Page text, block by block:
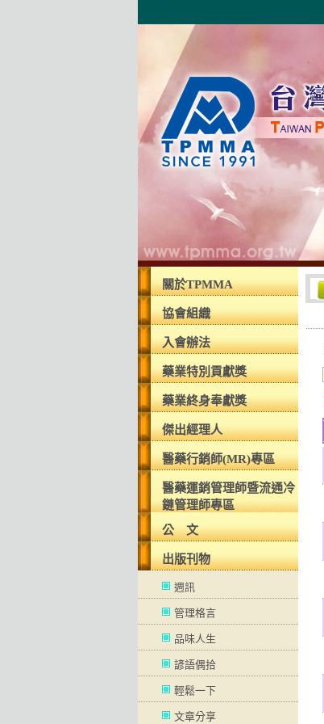
關於TPMMA
協會組織
入會辦法
藥業特別貢獻獎
藥業終身奉獻獎
傑出經理人
醫藥行銷師(MR)專區
醫藥運銷管理師暨流通冷
鏈管理師專區
公 文
出版刊物
週訊
管理格言
品味人生
諺語偶拾
輕鬆一下
文章分享